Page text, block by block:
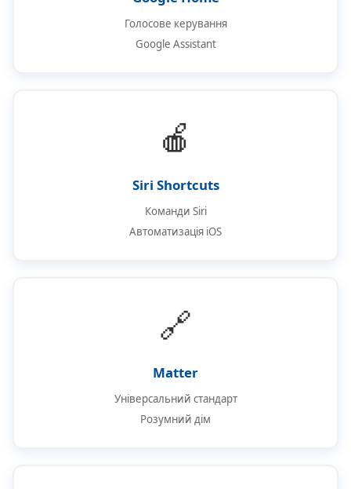
Голосове керування
Google Assistant
🍎
Siri Shortcuts
Команди Siri
Автоматизація iOS
🔗
Matter
Універсальний стандарт
Розумний дім